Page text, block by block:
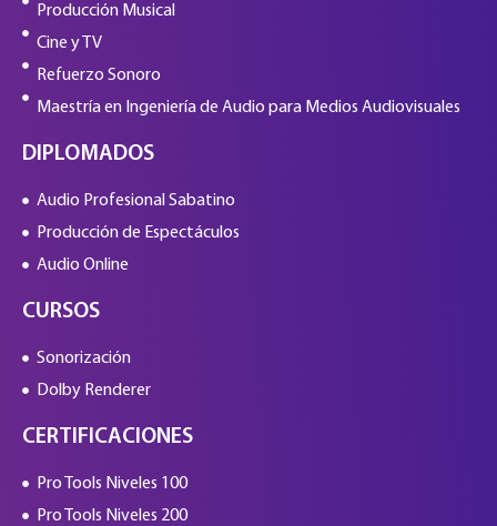
Producción Musical
Cine y TV
Refuerzo Sonoro
Maestría en Ingeniería de Audio para Medios Audiovisuales
DIPLOMADOS
Audio Profesional Sabatino
Producción de Espectáculos
Audio Online
CURSOS
Sonorización
Dolby Renderer
CERTIFICACIONES
Pro Tools Niveles 100
Pro Tools Niveles 200